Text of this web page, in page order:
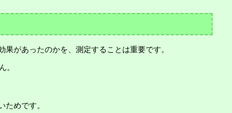
があったのかを、測定することは重要です。
。
めです。